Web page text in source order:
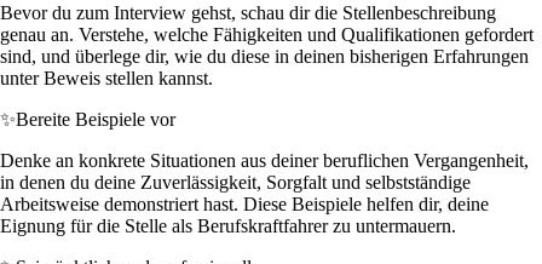
Bevor du zum Interview gehst, schau dir die Stellenbeschreibung
genau an. Verstehe, welche Fähigkeiten und Qualifikationen gefordert
sind, und überlege dir, wie du diese in deinen bisherigen Erfahrungen
unter Beweis stellen kannst.
✨Bereite Beispiele vor
Denke an konkrete Situationen aus deiner beruflichen Vergangenheit,
in denen du deine Zuverlässigkeit, Sorgfalt und selbstständige
Arbeitsweise demonstriert hast. Diese Beispiele helfen dir, deine
Eignung für die Stelle als Berufskraftfahrer zu untermauern.